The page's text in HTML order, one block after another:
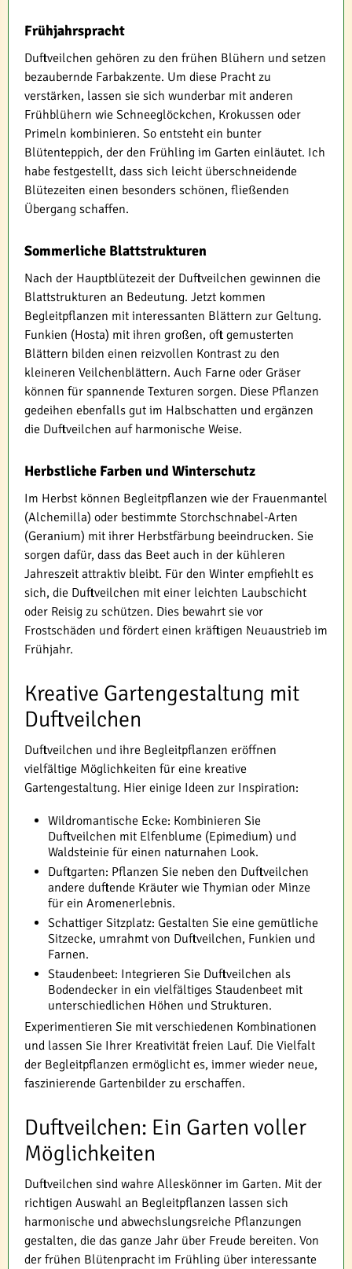
Frühjahrspracht
Duftveilchen gehören zu den frühen Blühern und setzen
bezaubernde Farbakzente. Um diese Pracht zu
verstärken, lassen sie sich wunderbar mit anderen
Frühblühern wie Schneeglöckchen, Krokussen oder
Primeln kombinieren. So entsteht ein bunter
Blütenteppich, der den Frühling im Garten einläutet. Ich
habe festgestellt, dass sich leicht überschneidende
Blütezeiten einen besonders schönen, fließenden
Übergang schaffen.
Sommerliche Blattstrukturen
Nach der Hauptblütezeit der Duftveilchen gewinnen die
Blattstrukturen an Bedeutung. Jetzt kommen
Begleitpflanzen mit interessanten Blättern zur Geltung.
Funkien (Hosta) mit ihren großen, oft gemusterten
Blättern bilden einen reizvollen Kontrast zu den
kleineren Veilchenblättern. Auch Farne oder Gräser
können für spannende Texturen sorgen. Diese Pflanzen
gedeihen ebenfalls gut im Halbschatten und ergänzen
die Duftveilchen auf harmonische Weise.
Herbstliche Farben und Winterschutz
Im Herbst können Begleitpflanzen wie der Frauenmantel
(Alchemilla) oder bestimmte Storchschnabel-Arten
(Geranium) mit ihrer Herbstfärbung beeindrucken. Sie
sorgen dafür, dass das Beet auch in der kühleren
Jahreszeit attraktiv bleibt. Für den Winter empfiehlt es
sich, die Duftveilchen mit einer leichten Laubschicht
oder Reisig zu schützen. Dies bewahrt sie vor
Frostschäden und fördert einen kräftigen Neuaustrieb im
Frühjahr.
Kreative Gartengestaltung mit
Duftveilchen
Duftveilchen und ihre Begleitpflanzen eröffnen
vielfältige Möglichkeiten für eine kreative
Gartengestaltung. Hier einige Ideen zur Inspiration:
Wildromantische Ecke: Kombinieren Sie
Duftveilchen mit Elfenblume (Epimedium) und
Waldsteinie für einen naturnahen Look.
Duftgarten: Pflanzen Sie neben den Duftveilchen
andere duftende Kräuter wie Thymian oder Minze
für ein Aromenerlebnis.
Schattiger Sitzplatz: Gestalten Sie eine gemütliche
Sitzecke, umrahmt von Duftveilchen, Funkien und
Farnen.
Staudenbeet: Integrieren Sie Duftveilchen als
Bodendecker in ein vielfältiges Staudenbeet mit
unterschiedlichen Höhen und Strukturen.
Experimentieren Sie mit verschiedenen Kombinationen
und lassen Sie Ihrer Kreativität freien Lauf. Die Vielfalt
der Begleitpflanzen ermöglicht es, immer wieder neue,
faszinierende Gartenbilder zu erschaffen.
Duftveilchen: Ein Garten voller
Möglichkeiten
Duftveilchen sind wahre Alleskönner im Garten. Mit der
richtigen Auswahl an Begleitpflanzen lassen sich
harmonische und abwechslungsreiche Pflanzungen
gestalten, die das ganze Jahr über Freude bereiten. Von
der frühen Blütenpracht im Frühling über interessante